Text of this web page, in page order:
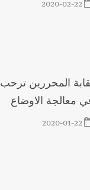
2020-02-22
المحررين
معالجة الاوضاع
2020-01-22